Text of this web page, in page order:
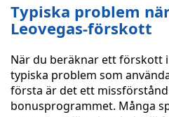
Typiska problem
Leovegas-förskott
När du beräknar ett förskott
typiska problem som
första är det ett
bonusprogrammet. Många